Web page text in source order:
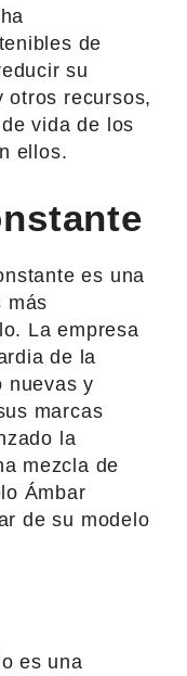
de
su
otros recursos,
vida de los
ellos.
es una
más
La empresa
de la
nuevas y
marcas
la
mezcla de
Ámbar
de su modelo
es una